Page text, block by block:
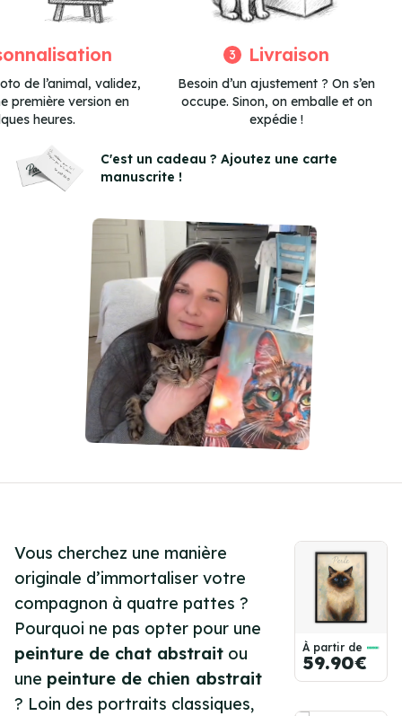
de l’animal, validez,
première version en
heures.
3 Livraison
Besoin d’un ajustement ? On s’en
occupe. Sinon, on emballe et on
expédie !
C'est un cadeau ? Ajoutez une carte
manuscrite !
Vous cherchez une manière
originale d’immortaliser votre
compagnon à quatre pattes ?
Pourquoi ne pas opter pour une
peinture de chat abstrait ou
une peinture de chien abstrait
? Loin des portraits classiques,
À partir de
59.90€